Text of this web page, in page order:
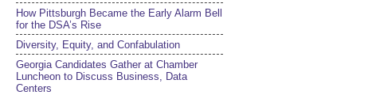
How Pittsburgh Became the Early Alarm Bell
for the DSA’s Rise
Diversity, Equity, and Confabulation
Georgia Candidates Gather at Chamber
Luncheon to Discuss Business, Data
Centers